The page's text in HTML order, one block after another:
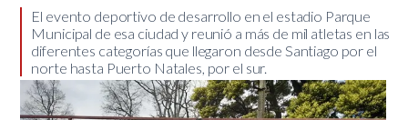
​El evento deportivo de desarrollo en el estadio Parque
Municipal de esa ciudad y reunió a más de mil atletas en las
diferentes categorías que llegaron desde Santiago por el
norte hasta Puerto Natales, por el sur.